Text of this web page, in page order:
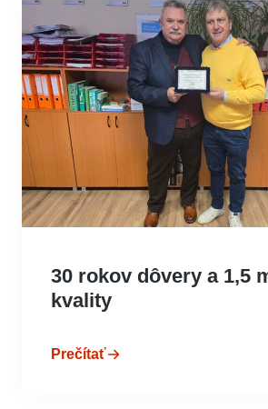
30 rokov dôvery a 1,5
kvality
Prečítať